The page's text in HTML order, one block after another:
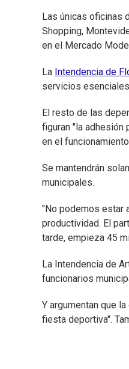
Las únicas oficinas
Shopping,
en el Mercado
La Intendencia de
servicios
El resto de las
figuran "la adhesión
en el
Se mantendrán
municipales.
"No podemos estar
productividad. El
tarde, empieza 45
La Intendencia de
funcionarios
Y argumentan que
fiesta deportiva".